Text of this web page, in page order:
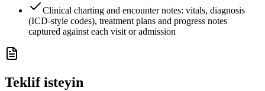
Clinical charting and encounter notes: vitals, diagnosis
(ICD-style codes), treatment plans and progress notes
captured against each visit or admission
Teklif isteyin